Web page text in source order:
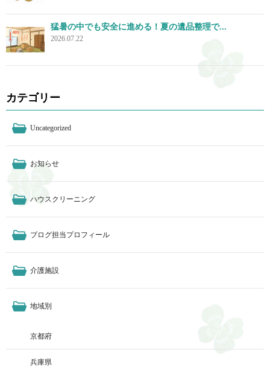
猛暑の中でも安全に進める！夏の遺品整理で...
2026.07.22
カテゴリー
Uncategorized
お知らせ
ハウスクリーニング
ブログ担当プロフィール
介護施設
地域別
京都府
兵庫県